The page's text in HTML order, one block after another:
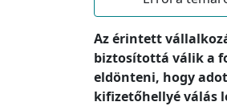
Az érintett
biztosítottá válik a
eldönteni, hogy
kifizetőhellyé válás